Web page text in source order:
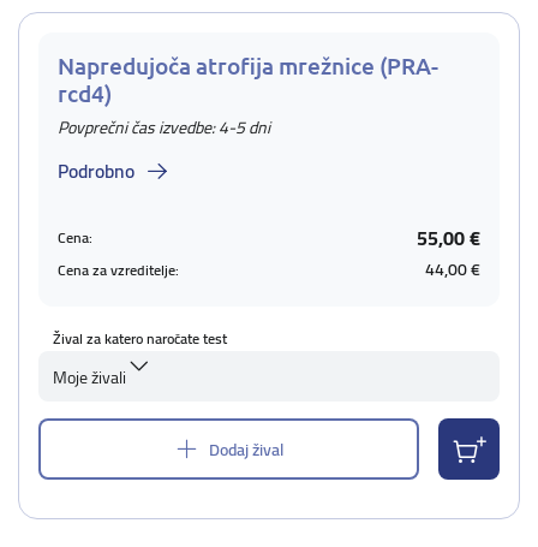
Napredujoča atrofija mrežnice (PRA-
rcd4)
Povprečni čas izvedbe: 4-5 dni
Podrobno
Cena: 55,00 €
Cena za vzreditelje: 44,00 €
Žival za katero naročate test
Moje živali
Dodaj žival